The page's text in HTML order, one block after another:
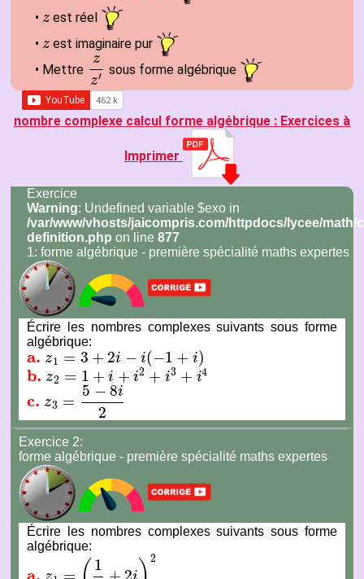
• z
z est réel
• z
z est imaginaire pur
• Mettre
z
z′
zz′ sous forme algébrique
nombre complexe calcul forme algébrique : Exercices à
Imprimer
Exercice
Warning: Undefined variable $exo in
/var/www/vhosts/jaicompris.com/httpdocs/lycee/math/
definition.php on line877
1:forme algébrique - première spécialité maths expertes
Écrire les nombres complexes suivants sous forme
algébrique:
a. z1 = 3 + 2i − i(−1 + i)
a. z1= 3+ 2i−i(−1+ i)
b.z2 = 1 + i + i2 + i3 + i4
b. z2= 1+ +i 2+ i3 +i4
c.z3 =
5 − 8i
2
c. z3= 5− 8i2
Exercice 2:
forme algébrique - première spécialité maths expertes
Écrire les nombres complexes suivants sous forme
algébrique:
1
2